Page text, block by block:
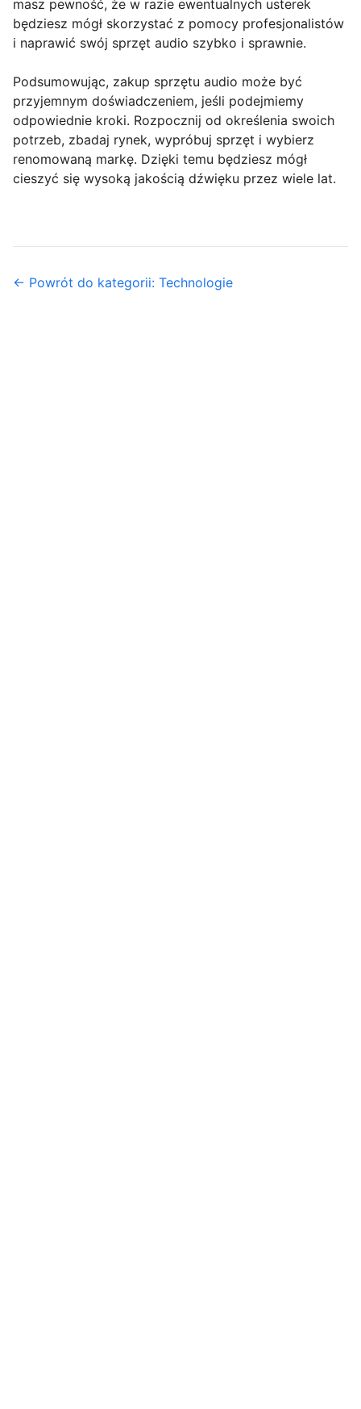
masz pewność, że w razie ewentualnych usterek
będziesz mógł skorzystać z pomocy profesjonalistów
i naprawić swój sprzęt audio szybko i sprawnie.
Podsumowując, zakup sprzętu audio może być
przyjemnym doświadczeniem, jeśli podejmiemy
odpowiednie kroki. Rozpocznij od określenia swoich
potrzeb, zbadaj rynek, wypróbuj sprzęt i wybierz
renomowaną markę. Dzięki temu będziesz mógł
cieszyć się wysoką jakością dźwięku przez wiele lat.
← Powrót do kategorii: Technologie